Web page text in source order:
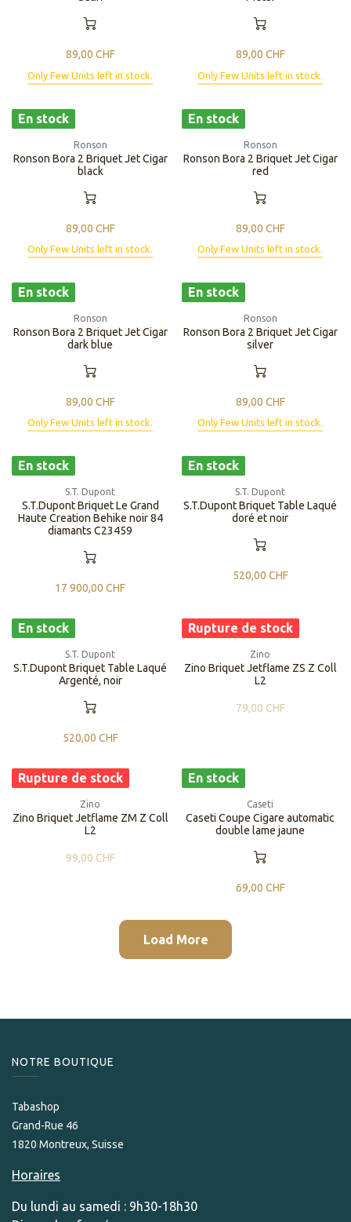
89,00 CHF
Only Few Units left in stock.
89,00 CHF
Only Few Units left in stock.
En stock
Ronson
Ronson Bora 2 Briquet Jet Cigar
black
89,00 CHF
Only Few Units left in stock.
En stock
Ronson
Ronson Bora 2 Briquet Jet Cigar
red
89,00 CHF
Only Few Units left in stock.
En stock
Ronson
Ronson Bora 2 Briquet Jet Cigar
dark blue
89,00 CHF
Only Few Units left in stock.
En stock
Ronson
Ronson Bora 2 Briquet Jet Cigar
silver
89,00 CHF
Only Few Units left in stock.
En stock
S.T. Dupont
S.T.Dupont Briquet Le Grand
Haute Creation Behike noir 84
diamants C23459
17 900,00 CHF
En stock
S.T. Dupont
S.T.Dupont Briquet Table Laqué
doré et noir
520,00 CHF
En stock
S.T. Dupont
S.T.Dupont Briquet Table Laqué
Argenté, noir
520,00 CHF
Rupture de stock
Zino
Zino Briquet Jetflame ZS Z Coll
L2
79,00 CHF
Rupture de stock
Zino
Zino Briquet Jetflame ZM Z Coll
L2
99,00 CHF
En stock
Caseti
Caseti Coupe Cigare automatic
double lame jaune
69,00 CHF
Load More
NOTRE BOUTIQUE
Tabashop
Grand-Rue 46
1820 Montreux, Suisse
Horaires
Du lundi au samedi : 9h30-18h30